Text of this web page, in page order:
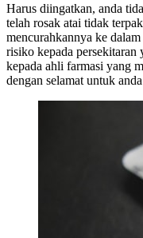
Harus diingatkan, anda
telah rosak atai tidak
mencurahkannya ke
risiko kepada persekitaran
kepada ahli farmasi yang
dengan selamat untuk